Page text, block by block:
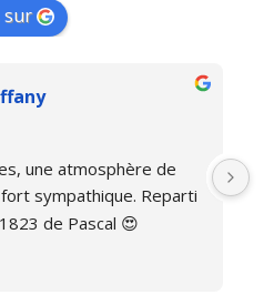
sur
une atmosphère de
sympathique. Reparti
de Pascal 😍